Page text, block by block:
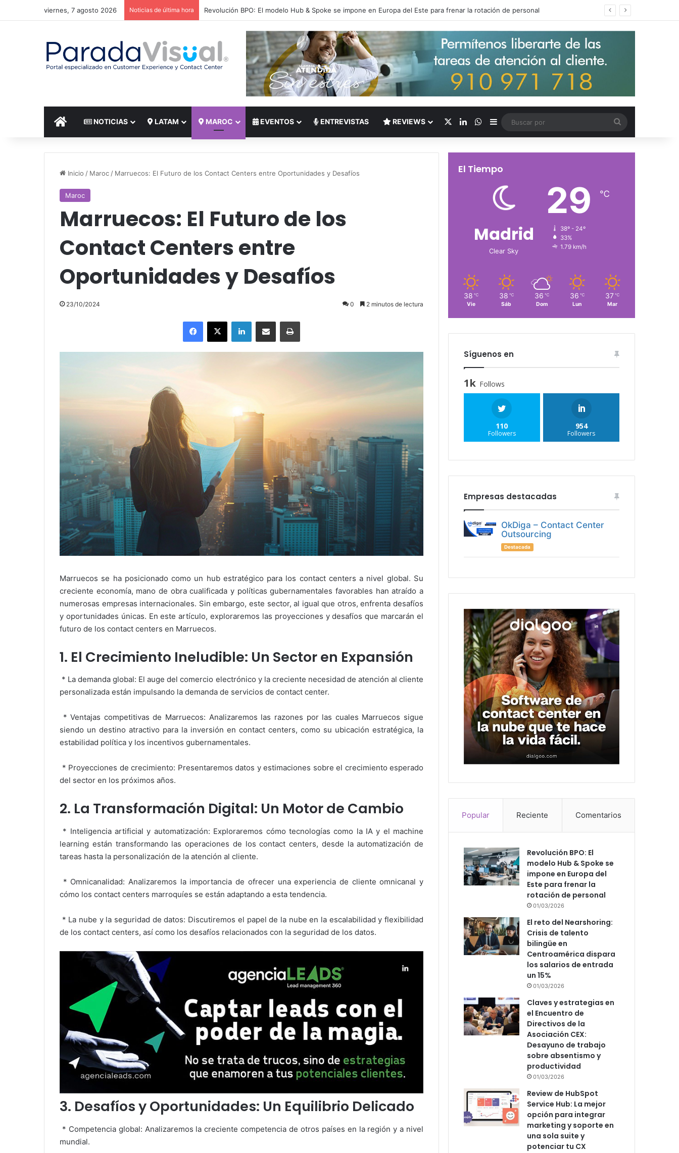
viernes, 7 agosto 2026 Noticias de última hora El reto del Nearshoring: Crisis de talento bilingüe en Centroamérica dispara los salarios de entrada un 15%
INICIO NOTICIAS LATAM MAROC EVENTOS ENTREVISTAS REVIEWS LinkedInWhatsApp
Barra lateral
por
Inicio / Maroc/ Marruecos: El Futuro de los Contact Centers entre Oportunidades y Desafíos
Maroc
Marruecos: El Futuro de los
Contact Centers entre
Oportunidades y Desafíos
23/10/2024 0 2 minutos de lectura
Facebook
X LinkedInCompartir por correo electrónicoImprimir
Marruecos se ha posicionado como un hub estratégico para los contact centers a nivel global. Su
creciente economía, mano de obra cualificada y políticas gubernamentales favorables han atraído a
numerosas empresas internacionales. Sin embargo, este sector, al igual que otros, enfrenta desafíos
y oportunidades únicas. En este artículo, exploraremos las proyecciones y desafíos que marcarán el
futuro de los contact centers en Marruecos.
1. El Crecimiento Ineludible: Un Sector en Expansión
* La demanda global: El auge del comercio electrónico y la creciente necesidad de atención al cliente
personalizada están impulsando la demanda de servicios de contact center.
* Ventajas competitivas de Marruecos: Analizaremos las razones por las cuales Marruecos sigue
siendo un destino atractivo para la inversión en contact centers, como su ubicación estratégica, la
estabilidad política y los incentivos gubernamentales.
* Proyecciones de crecimiento: Presentaremos datos y estimaciones sobre el crecimiento esperado
del sector en los próximos años.
2. La Transformación Digital: Un Motor de Cambio
* Inteligencia artificial y automatización: Exploraremos cómo tecnologías como la IA y el machine
learning están transformando las operaciones de los contact centers, desde la automatización de
tareas hasta la personalización de la atención al cliente.
* Omnicanalidad: Analizaremos la importancia de ofrecer una experiencia de cliente omnicanal y
cómo los contact centers marroquíes se están adaptando a esta tendencia.
* La nube y la seguridad de datos: Discutiremos el papel de la nube en la escalabilidad y flexibilidad
de los contact centers, así como los desafíos relacionados con la seguridad de los datos.
3. Desafíos y Oportunidades: Un Equilibrio Delicado
* Competencia global: Analizaremos la creciente competencia de otros países en la región y a nivel
mundial.
El Tiempo
Madrid
Clear Sky
29 ℃
38º - 24º
33%
1.79 km/h
38 ℃
Vie
38 ℃
Sáb
36 ℃
Dom
36 ℃
Lun
37 ℃
Mar
Síguenos en
1k Follows
110
Followers
954
Followers
Empresas destacadas
OkDiga – Contact Center
Outsourcing
Destacada
Popular Reciente Comentarios
Revolución BPO: El
modelo Hub & Spoke se
impone en Europa del
Este para frenar la
rotación de personal
01/03/2026
El reto del Nearshoring:
Crisis de talento
bilingüe en
Centroamérica dispara
los salarios de entrada
un 15%
01/03/2026
Claves y estrategias en
el Encuentro de
Directivos de la
Asociación CEX:
Desayuno de trabajo
sobre absentismo y
productividad
01/03/2026
Review de HubSpot
Service Hub: La mejor
opción para integrar
marketing y soporte en
una sola suite y
potenciar tu CX